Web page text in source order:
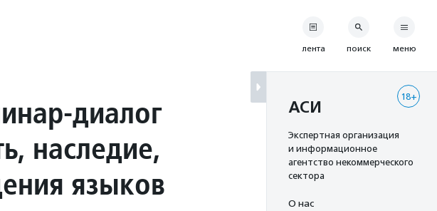
диалог
наследие,
языков
лента поиск меню
18+
АСИ
Экспертная организация
и информационное
агентство некоммерческого
сектора
О нас